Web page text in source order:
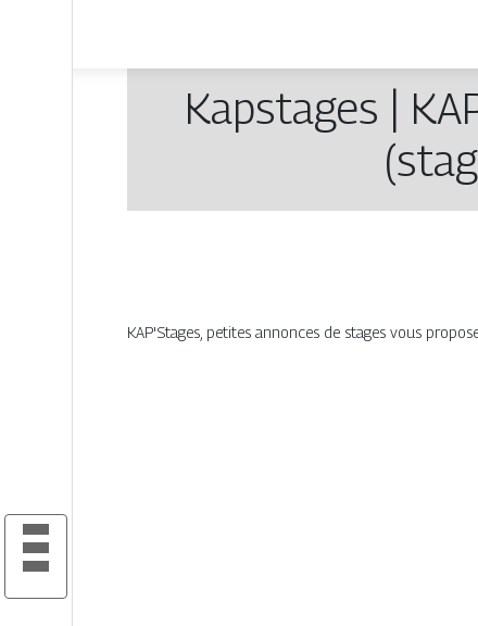
Kapstages |
KAP'Stages, petites annonces de stages vous